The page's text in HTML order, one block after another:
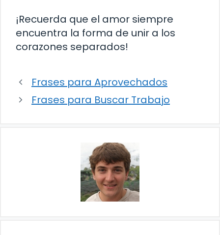
¡Recuerda que el amor siempre
encuentra la forma de unir a los
corazones separados!
Frases para Aprovechados
Frases para Buscar Trabajo